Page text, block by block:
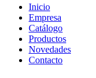
Inicio
Empresa
Catálogo
Productos
Novedades
Contacto